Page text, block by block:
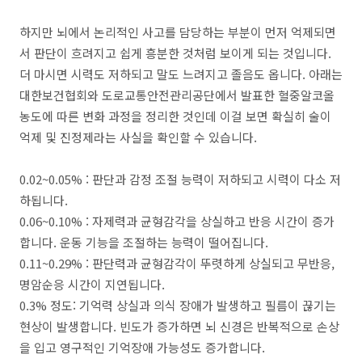
하지만 뇌에서 논리적인 사고를 담당하는 부분이 먼저 억제되면
서 판단이 흐려지고 쉽게 흥분한 것처럼 보이게 되는 것입니다.
더 마시면 시력도 저하되고 말도 느려지고 졸음도 옵니다. 아래는
대한보건협회와 도로교통안전관리공단에서 발표한 혈중알코올
농도에 따른 변화 과정을 정리한 것인데 이걸 보면 확실히 술이
억제 및 진정제라는 사실을 확인할 수 있습니다.
0.02~0.05% : 판단과 감정 조절 능력이 저하되고 시력이 다소 저
하됩니다.
0.06~0.10% : 자제력과 균형감각을 상실하고 반응 시간이 증가
합니다. 운동 기능을 조절하는 능력이 떨어집니다.
0.11~0.29% : 판단력과 균형감각이 뚜렷하게 상실되고 무반응,
명암순응 시간이 지연됩니다.
0.3% 정도: 기억력 상실과 의식 장애가 발생하고 필름이 끊기는
현상이 발생합니다. 빈도가 증가하면 뇌 신경은 반복적으로 손상
을 입고 영구적인 기억장애 가능성도 증가합니다.